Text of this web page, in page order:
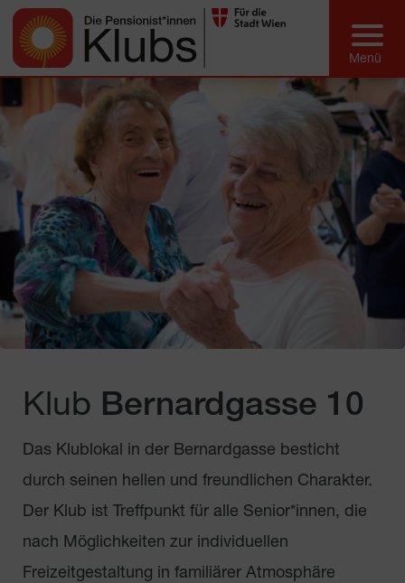
Klub Bernardgasse 10
Das Klublokal in der Bernardgasse besticht
durch seinen hellen und freundlichen Charakter.
Der Klub ist Treffpunkt für alle Senior*innen, die
nach Möglichkeiten zur individuellen
Freizeitgestaltung in familiärer Atmosphäre